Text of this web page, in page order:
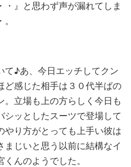
・』と思わず声が漏れてしま
て♪あ、今日エッチしてクン
ど感じた相手は３０代半ばの
。立場も上の方らしく今日も
シッとしたスーツで登場して
やり方がとっても上手い彼は
まじいと思う以前に結構なイ
んのようでした。